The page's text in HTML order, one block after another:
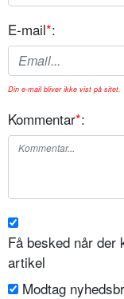
E-mail*:
Din e-mail bliver ikke vist på sitet.
Kommentar*:
Få besked når der
artikel
Modtag